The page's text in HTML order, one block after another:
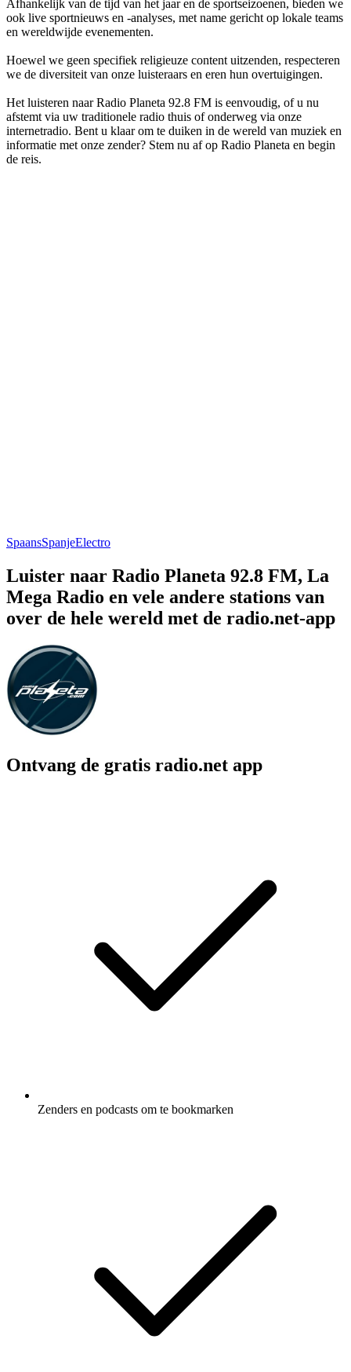
Afhankelijk van de tijd van het jaar en de sportseizoenen, bieden we
ook live sportnieuws en -analyses, met name gericht op lokale teams
en wereldwijde evenementen.
Hoewel we geen specifiek religieuze content uitzenden, respecteren
we de diversiteit van onze luisteraars en eren hun overtuigingen.
Het luisteren naar Radio Planeta 92.8 FM is eenvoudig, of u nu
afstemt via uw traditionele radio thuis of onderweg via onze
internetradio. Bent u klaar om te duiken in de wereld van muziek en
informatie met onze zender? Stem nu af op Radio Planeta en begin
de reis.
SpaansSpanjeElectro
Luister naar Radio Planeta 92.8 FM, La
Mega Radio en vele andere stations van
over de hele wereld met de radio.net-app
Ontvang de gratis radio.net app
Zenders en podcasts om te bookmarken